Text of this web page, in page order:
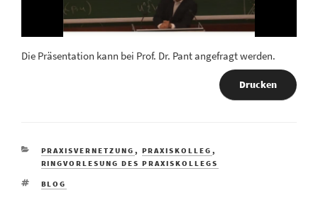
Die Präsentation kann bei Prof. Dr. Pant angefragt werden.
Drucken
KATEGORIEN
PRAXISVERNETZUNG , PRAXISKOLLEG ,
RINGVORLESUNG DES PRAXISKOLLEGS
SCHLAGWÖRTER
BLOG